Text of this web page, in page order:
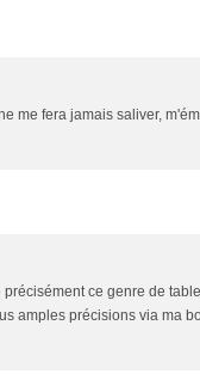
me fera jamais saliver,
ce genre de
amples précisions via ma